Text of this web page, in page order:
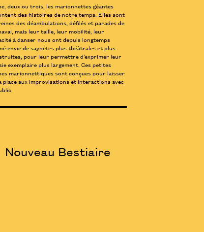
deux ou trois, les marionnettes géantes
des histoires de notre temps. Elles sont
des déambulations, défilés et parades de
mais leur taille, leur mobilité, leur
à danser nous ont depuis longtemps
envie de saynètes plus théâtrales et plus
pour leur permettre d’exprimer leur
exemplaire plus largement. Ces petites
marionnettiques sont conçues pour laisser
place aux improvisations et interactions avec
Nouveau Bestiaire